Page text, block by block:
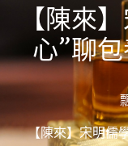
【陳來
心”聊
【陳來】宋明儒